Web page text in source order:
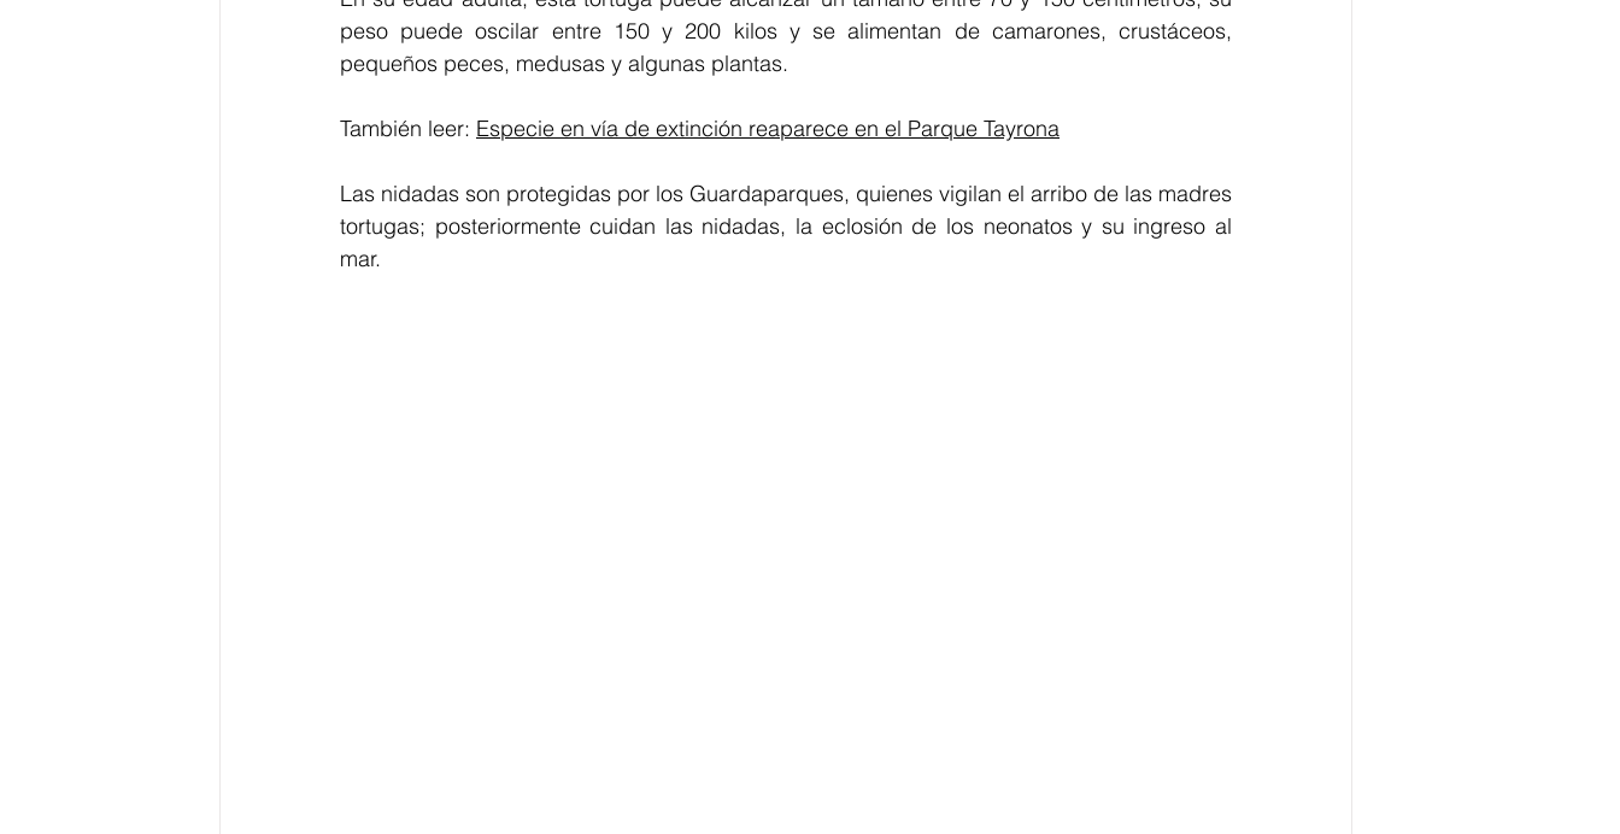
peso puede oscilar entre 150 y 200 kilos y se alimentan de camarones, crustáceos,
pequeños peces, medusas y algunas plantas.
También leer: Especie en vía de extinción reaparece en el Parque Tayrona
Las nidadas son protegidas por los Guardaparques, quienes vigilan el arribo de las madres
tortugas; posteriormente cuidan las nidadas, la eclosión de los neonatos y su ingreso al
mar.